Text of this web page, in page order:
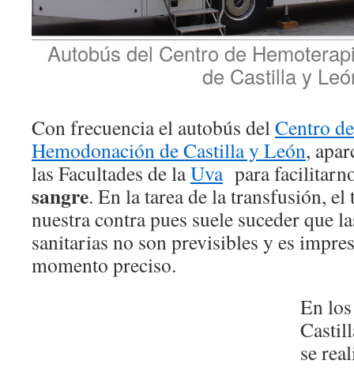
Autobús del Centro de
de Castilla y
Con frecuencia el autobús delCentro
Hemodonación de Castilla y León,
las Facultades de laUvapara
sangre. En la tarea de la transfusión,
nuestra contra pues suele suceder que
sanitarias no son previsibles y es
momento preciso.
En
se